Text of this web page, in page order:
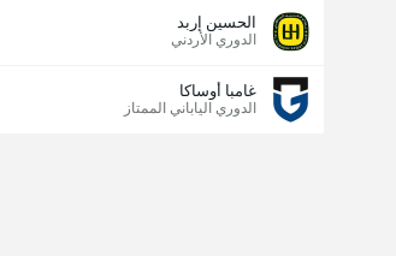
الحسين إربد
الدوري الأردني
غامبا أوساكا
الدوري الياباني الممتاز